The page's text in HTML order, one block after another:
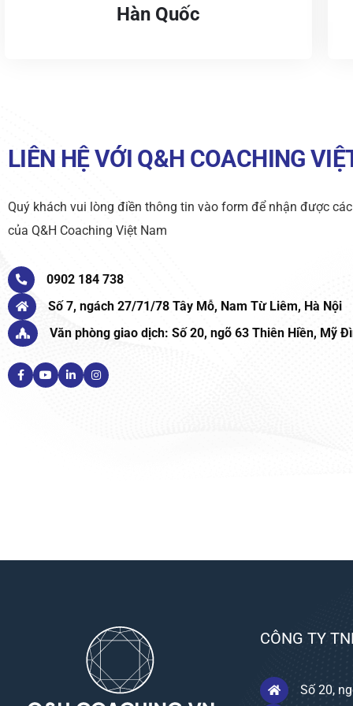
Hàn Quốc
LIÊN HỆ VỚI Q&H COACHING
Quý khách vui lòng điền thông tin vào form để nhận được
của Q&H Coaching Việt Nam
0902 184 738
Số 7, ngách 27/71/78 Tây Mỗ, Nam Từ Liêm, Hà Nội
Văn phòng giao dịch: Số 20, ngõ 63 Thiên Hiền, Mỹ
CÔNG TY
Số 20,